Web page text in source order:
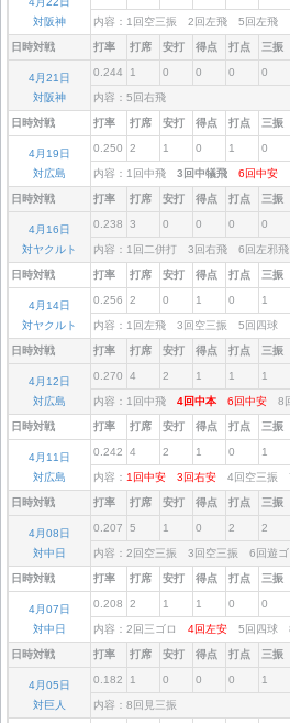
対阪神
内容：1回空三振 2回左飛 5回左飛
日時対戦 打率 打席 安打 得点 打点 三振
4月21日
対阪神
0.244 1 0 0 0 0
内容：5回右飛
日時対戦 打率 打席 安打 得点 打点 三振
4月19日
対広島
0.250 2 1 0 1 0
内容：1回中飛 3回中犠飛 6回中安
日時対戦 打率 打席 安打 得点 打点 三振
4月16日
対ヤクルト
0.238 3 0 0 0 0
内容：1回二併打 3回右飛 6回左邪
日時対戦 打率 打席 安打 得点 打点 三振
4月14日
対ヤクルト
0.256 2 0 1 0 1
内容：1回左飛 3回空三振 5回四球
日時対戦 打率 打席 安打 得点 打点 三振
4月12日
対広島
0.270 4 2 1 1 1
内容：1回中飛 4回中本 6回中安 8
日時対戦 打率 打席 安打 得点 打点 三振
4月11日
対広島
0.242 4 2 1 0 1
内容： 1回中安 3回右安 4回空三振
日時対戦 打率 打席 安打 得点 打点 三振
4月08日
対中日
0.207 5 1 0 2 2
内容：2回空三振 3回空三振 6回遊
日時対戦 打率 打席 安打 得点 打点 三振
4月07日
対中日
0.208 2 1 1 0 0
内容：2回三ゴロ 4回左安 5回四球
日時対戦 打率 打席 安打 得点 打点 三振
4月05日
対巨人
0.182 1 0 0 0 1
内容：8回見三振